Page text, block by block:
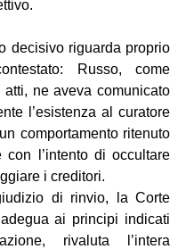
decisivo riguarda proprio
Russo, come
atti, ne aveva comunicato
l’esistenza al curatore
comportamento ritenuto
con l’intento di occultare
i creditori.
di rinvio, la Corte
ai principi indicati
rivaluta l’intera